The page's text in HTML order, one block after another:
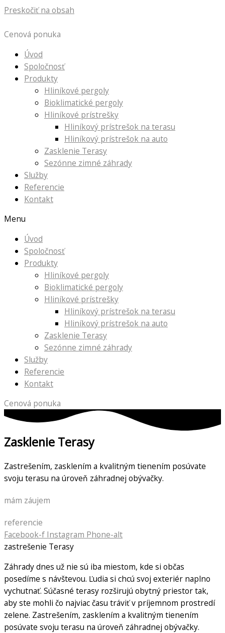
Preskočiť na obsah
Cenová ponuka
Úvod
Spoločnosť
Produkty
Hliníkové pergoly
Bioklimatické pergoly
Hliníkové prístrešky
Hliníkový prístrešok na terasu
Hliníkový prístrešok na auto
Zasklenie Terasy
Sezónne zimné záhrady
Služby
Referencie
Kontakt
Menu
Úvod
Spoločnosť
Produkty
Hliníkové pergoly
Bioklimatické pergoly
Hliníkové prístrešky
Hliníkový prístrešok na terasu
Hliníkový prístrešok na auto
Zasklenie Terasy
Sezónne zimné záhrady
Služby
Referencie
Kontakt
Cenová ponuka
Zasklenie Terasy
Zastrešením, zasklením a kvalitným tienením posúvate
svoju terasu na úroveň záhradnej obývačky.
mám záujem
referencie
Facebook-f Instagram Phone-alt
zastrešenie Terasy
Záhrady dnes už nie sú iba miestom, kde si občas
posedíme s návštevou. Ľudia si chcú svoj exteriér naplno
vychutnať. Súčasné terasy rozširujú obytný priestor tak,
aby ste mohli čo najviac času tráviť v príjemnom prostredí
zelene. Zastrešením, zasklením a kvalitným tienením
posúvate svoju terasu na úroveň záhradnej obývačky.